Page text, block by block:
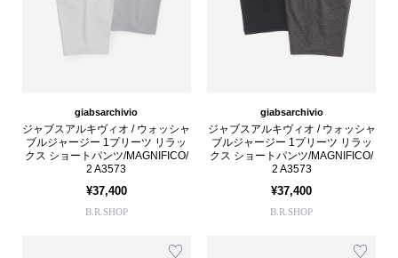
giabsarchivio
ジャブスアルキヴィオ / ウォッシャ
ブルジャージー 1プリーツ リラッ
クス ショートパンツ/MAGNIFICO/
2 A3573
¥37,400
B.R.SHOP
giabsarchivio
ジャブスアルキヴィオ / ウォッシャ
ブルジャージー 1プリーツ リラッ
クス ショートパンツ/MAGNIFICO/
2 A3573
¥37,400
B.R.SHOP